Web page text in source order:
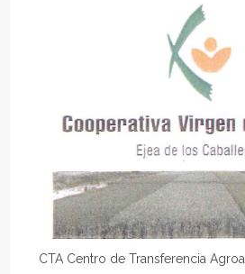
CTA Centro de Transferencia